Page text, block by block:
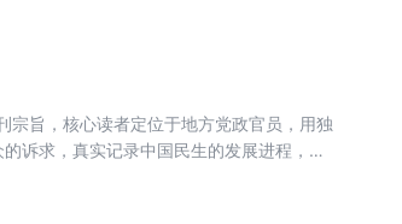
宗旨，核心读者定位于地方党政官员，用独
诉求，真实记录中国民生的发展进程，力